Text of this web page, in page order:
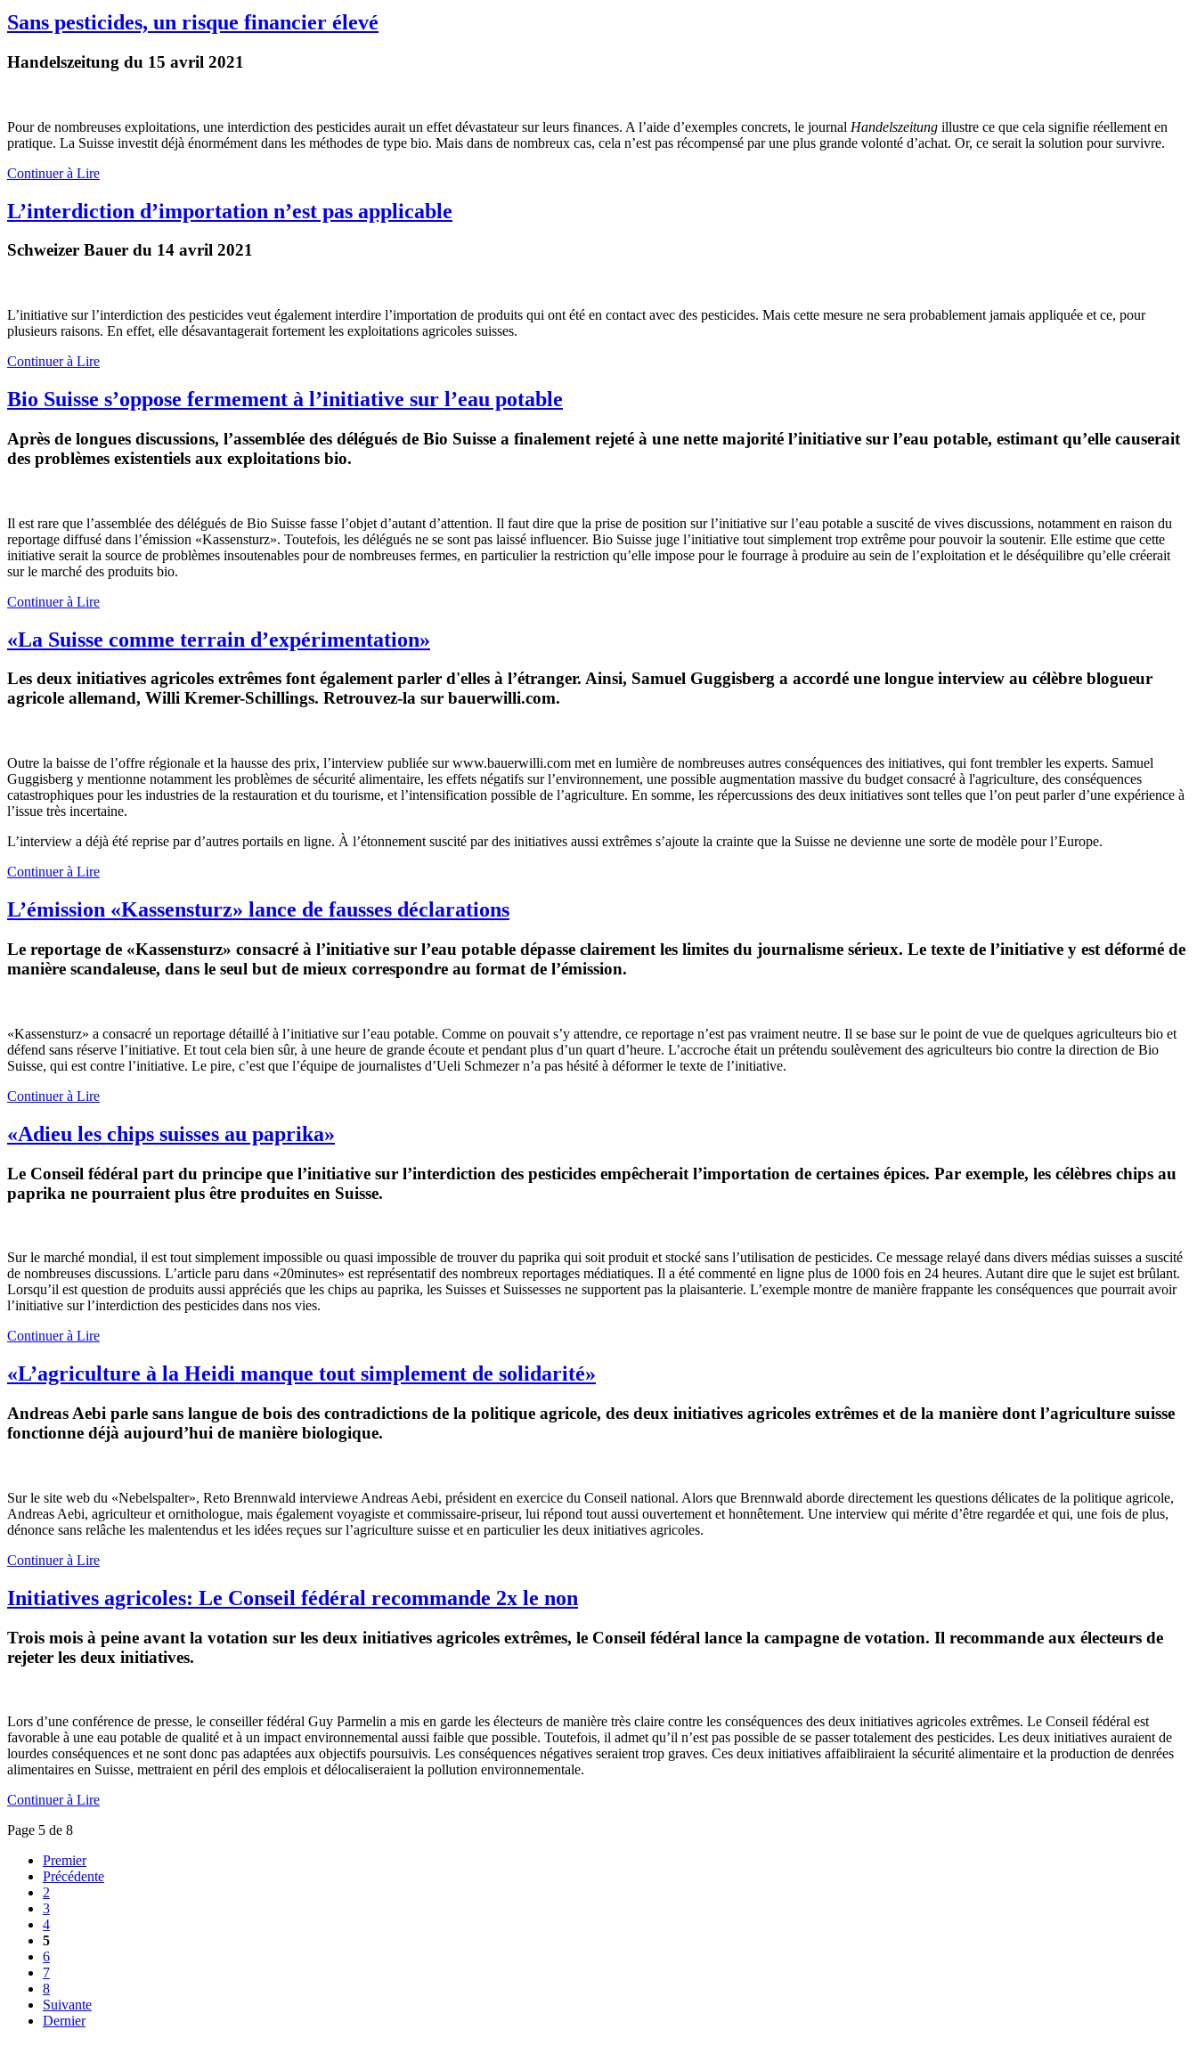
Sans pesticides, un risque financier élevé
Handelszeitung du 15 avril 2021
Pour de nombreuses exploitations, une interdiction des pesticides aurait un effet dévastateur sur leurs finances. A l’aide d’exemples concrets, le journal Handelszeitung illustre ce que cela signifie réellement en
pratique. La Suisse investit déjà énormément dans les méthodes de type bio. Mais dans de nombreux cas, cela n’est pas récompensé par une plus grande volonté d’achat. Or, ce serait la solution pour survivre.
Continuer à Lire
L’interdiction d’importation n’est pas applicable
Schweizer Bauer du 14 avril 2021
L’initiative sur l’interdiction des pesticides veut également interdire l’importation de produits qui ont été en contact avec des pesticides. Mais cette mesure ne sera probablement jamais appliquée et ce, pour
plusieurs raisons. En effet, elle désavantagerait fortement les exploitations agricoles suisses.
Continuer à Lire
Bio Suisse s’oppose fermement à l’initiative sur l’eau potable
Après de longues discussions, l’assemblée des délégués de Bio Suisse a finalement rejeté à une nette majorité l’initiative sur l’eau potable, estimant qu’elle causerait
des problèmes existentiels aux exploitations bio.
Il est rare que l’assemblée des délégués de Bio Suisse fasse l’objet d’autant d’attention. Il faut dire que la prise de position sur l’initiative sur l’eau potable a suscité de vives discussions, notamment en raison du
reportage diffusé dans l’émission «Kassensturz». Toutefois, les délégués ne se sont pas laissé influencer. Bio Suisse juge l’initiative tout simplement trop extrême pour pouvoir la soutenir. Elle estime que cette
initiative serait la source de problèmes insoutenables pour de nombreuses fermes, en particulier la restriction qu’elle impose pour le fourrage à produire au sein de l’exploitation et le déséquilibre qu’elle créerait
sur le marché des produits bio.
Continuer à Lire
«La Suisse comme terrain d’expérimentation»
Les deux initiatives agricoles extrêmes font également parler d'elles à l’étranger. Ainsi, Samuel Guggisberg a accordé une longue interview au célèbre blogueur
agricole allemand, Willi Kremer-Schillings. Retrouvez-la sur bauerwilli.com.
Outre la baisse de l’offre régionale et la hausse des prix, l’interview publiée sur www.bauerwilli.com met en lumière de nombreuses autres conséquences des initiatives, qui font trembler les experts. Samuel
Guggisberg y mentionne notamment les problèmes de sécurité alimentaire, les effets négatifs sur l’environnement, une possible augmentation massive du budget consacré à l'agriculture, des conséquences
catastrophiques pour les industries de la restauration et du tourisme, et l’intensification possible de l’agriculture. En somme, les répercussions des deux initiatives sont telles que l’on peut parler d’une expérience à
l’issue très incertaine.
L’interview a déjà été reprise par d’autres portails en ligne. À l’étonnement suscité par des initiatives aussi extrêmes s’ajoute la crainte que la Suisse ne devienne une sorte de modèle pour l’Europe.
Continuer à Lire
L’émission «Kassensturz» lance de fausses déclarations
Le reportage de «Kassensturz» consacré à l’initiative sur l’eau potable dépasse clairement les limites du journalisme sérieux. Le texte de l’initiative y est déformé de
manière scandaleuse, dans le seul but de mieux correspondre au format de l’émission.
«Kassensturz» a consacré un reportage détaillé à l’initiative sur l’eau potable. Comme on pouvait s’y attendre, ce reportage n’est pas vraiment neutre. Il se base sur le point de vue de quelques agriculteurs bio et
défend sans réserve l’initiative. Et tout cela bien sûr, à une heure de grande écoute et pendant plus d’un quart d’heure. L’accroche était un prétendu soulèvement des agriculteurs bio contre la direction de Bio
Suisse, qui est contre l’initiative. Le pire, c’est que l’équipe de journalistes d’Ueli Schmezer n’a pas hésité à déformer le texte de l’initiative.
Continuer à Lire
«Adieu les chips suisses au paprika»
Le Conseil fédéral part du principe que l’initiative sur l’interdiction des pesticides empêcherait l’importation de certaines épices. Par exemple, les célèbres chips au
paprika ne pourraient plus être produites en Suisse.
Sur le marché mondial, il est tout simplement impossible ou quasi impossible de trouver du paprika qui soit produit et stocké sans l’utilisation de pesticides. Ce message relayé dans divers médias suisses a suscité
de nombreuses discussions. L’article paru dans «20minutes» est représentatif des nombreux reportages médiatiques. Il a été commenté en ligne plus de 1000 fois en 24 heures. Autant dire que le sujet est brûlant.
Lorsqu’il est question de produits aussi appréciés que les chips au paprika, les Suisses et Suissesses ne supportent pas la plaisanterie. L’exemple montre de manière frappante les conséquences que pourrait avoir
l’initiative sur l’interdiction des pesticides dans nos vies.
Continuer à Lire
«L’agriculture à la Heidi manque tout simplement de solidarité»
Andreas Aebi parle sans langue de bois des contradictions de la politique agricole, des deux initiatives agricoles extrêmes et de la manière dont l’agriculture suisse
fonctionne déjà aujourd’hui de manière biologique.
Sur le site web du «Nebelspalter», Reto Brennwald interviewe Andreas Aebi, président en exercice du Conseil national. Alors que Brennwald aborde directement les questions délicates de la politique agricole,
Andreas Aebi, agriculteur et ornithologue, mais également voyagiste et commissaire-priseur, lui répond tout aussi ouvertement et honnêtement. Une interview qui mérite d’être regardée et qui, une fois de plus,
dénonce sans relâche les malentendus et les idées reçues sur l’agriculture suisse et en particulier les deux initiatives agricoles.
Continuer à Lire
Initiatives agricoles: Le Conseil fédéral recommande 2x le non
Trois mois à peine avant la votation sur les deux initiatives agricoles extrêmes, le Conseil fédéral lance la campagne de votation. Il recommande aux électeurs de
rejeter les deux initiatives.
Lors d’une conférence de presse, le conseiller fédéral Guy Parmelin a mis en garde les électeurs de manière très claire contre les conséquences des deux initiatives agricoles extrêmes. Le Conseil fédéral est
favorable à une eau potable de qualité et à un impact environnemental aussi faible que possible. Toutefois, il admet qu’il n’est pas possible de se passer totalement des pesticides. Les deux initiatives auraient de
lourdes conséquences et ne sont donc pas adaptées aux objectifs poursuivis. Les conséquences négatives seraient trop graves. Ces deux initiatives affaibliraient la sécurité alimentaire et la production de denrées
alimentaires en Suisse, mettraient en péril des emplois et délocaliseraient la pollution environnementale.
Continuer à Lire
Page 5 de 8
Premier
Précédente
2
3
4
5
6
7
8
Suivante
Dernier